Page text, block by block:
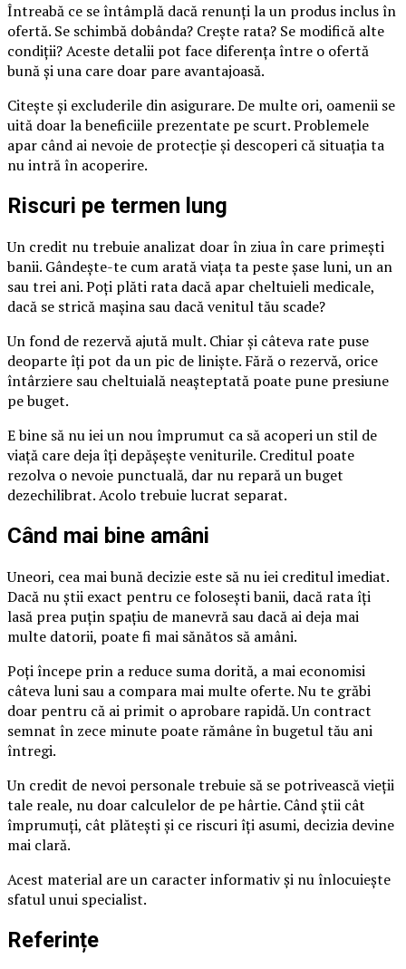
Întreabă ce se întâmplă dacă renunți la un produs inclus în
ofertă. Se schimbă dobânda? Crește rata? Se modifică alte
condiții? Aceste detalii pot face diferența între o ofertă
bună și una care doar pare avantajoasă.
Citește și excluderile din asigurare. De multe ori, oamenii se
uită doar la beneficiile prezentate pe scurt. Problemele
apar când ai nevoie de protecție și descoperi că situația ta
nu intră în acoperire.
Riscuri pe termen lung
Un credit nu trebuie analizat doar în ziua în care primești
banii. Gândește-te cum arată viața ta peste șase luni, un an
sau trei ani. Poți plăti rata dacă apar cheltuieli medicale,
dacă se strică mașina sau dacă venitul tău scade?
Un fond de rezervă ajută mult. Chiar și câteva rate puse
deoparte îți pot da un pic de liniște. Fără o rezervă, orice
întârziere sau cheltuială neașteptată poate pune presiune
pe buget.
E bine să nu iei un nou împrumut ca să acoperi un stil de
viață care deja îți depășește veniturile. Creditul poate
rezolva o nevoie punctuală, dar nu repară un buget
dezechilibrat. Acolo trebuie lucrat separat.
Când mai bine amâni
Uneori, cea mai bună decizie este să nu iei creditul imediat.
Dacă nu știi exact pentru ce folosești banii, dacă rata îți
lasă prea puțin spațiu de manevră sau dacă ai deja mai
multe datorii, poate fi mai sănătos să amâni.
Poți începe prin a reduce suma dorită, a mai economisi
câteva luni sau a compara mai multe oferte. Nu te grăbi
doar pentru că ai primit o aprobare rapidă. Un contract
semnat în zece minute poate rămâne în bugetul tău ani
întregi.
Un credit de nevoi personale trebuie să se potrivească vieții
tale reale, nu doar calculelor de pe hârtie. Când știi cât
împrumuți, cât plătești și ce riscuri îți asumi, decizia devine
mai clară.
Acest material are un caracter informativ și nu înlocuiește
sfatul unui specialist.
Referințe